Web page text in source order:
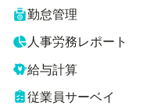
勤怠管理
人事労務レポート
給与計算
従業員サーベイ